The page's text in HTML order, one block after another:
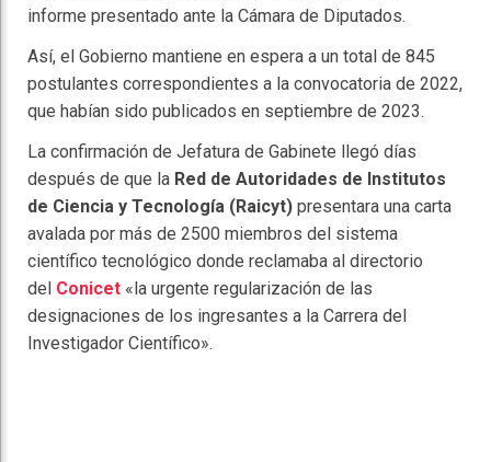
informe presentado ante la Cámara de Diputados.
Así, el Gobierno mantiene en espera a un total de 845
postulantes correspondientes a la convocatoria de 2022,
que habían sido publicados en septiembre de 2023.
La confirmación de Jefatura de Gabinete llegó días
después de que la Red de Autoridades de Institutos
de Ciencia y Tecnología (Raicyt) presentara una carta
avalada por más de 2500 miembros del sistema
científico tecnológico donde reclamaba al directorio
del Conicet «la urgente regularización de las
designaciones de los ingresantes a la Carrera del
Investigador Científico».